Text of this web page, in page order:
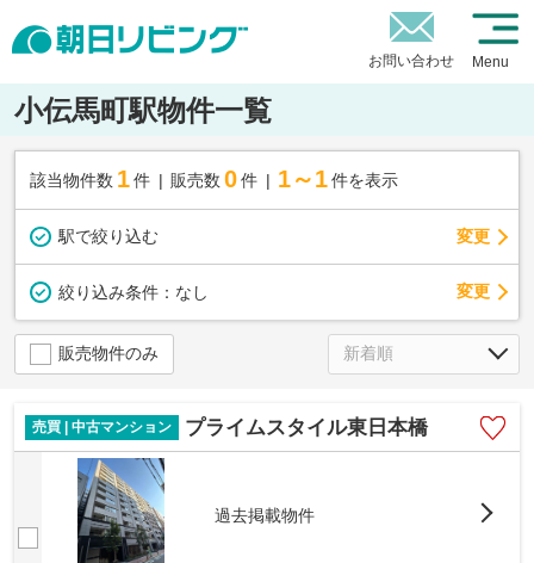
お問い合わせ Menu
小伝馬町駅物件一覧
該当物件数 1件 販売数 0 件 1～1 件を表示
駅で絞り込む 変更
絞り込み条件： なし 変更
販売物件のみ
売買 | 中古マンション プライムスタイル東日本橋
過去掲載物件